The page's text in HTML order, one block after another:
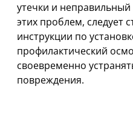
утечки и
этих проблем, следует
инструкции по
профилактический
своевременно
повреждения.